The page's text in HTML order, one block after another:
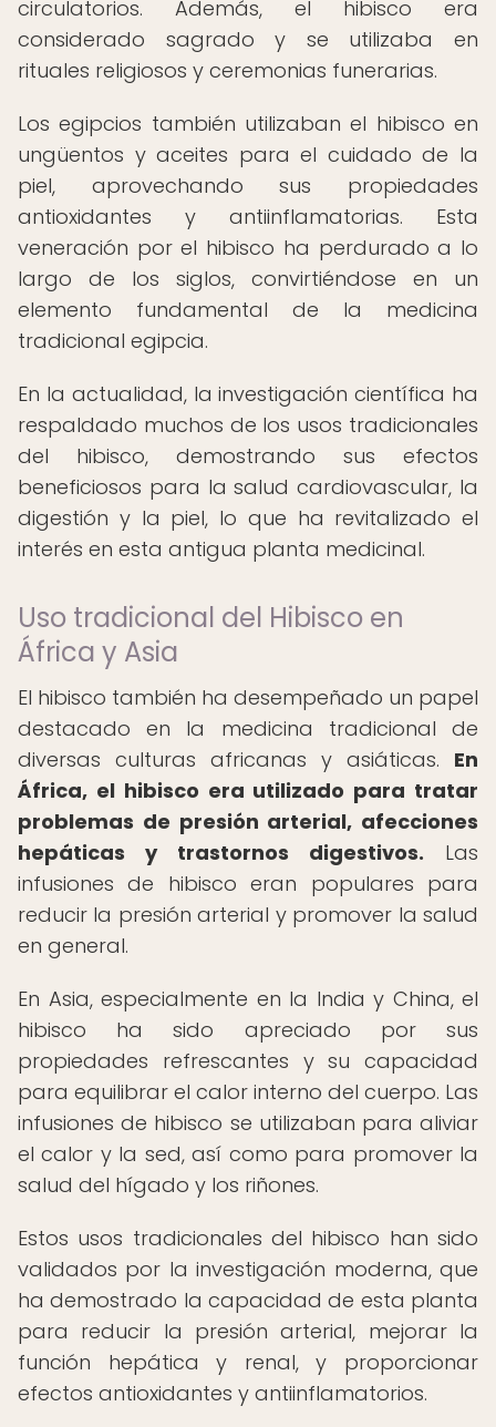
circulatorios. Además, el hibisco era
considerado sagrado y se utilizaba en
rituales religiosos y ceremonias funerarias.
Los egipcios también utilizaban el hibisco en
ungüentos y aceites para el cuidado de la
piel, aprovechando sus propiedades
antioxidantes y antiinflamatorias. Esta
veneración por el hibisco ha perdurado a lo
largo de los siglos, convirtiéndose en un
elemento fundamental de la medicina
tradicional egipcia.
En la actualidad, la investigación científica ha
respaldado muchos de los usos tradicionales
del hibisco, demostrando sus efectos
beneficiosos para la salud cardiovascular, la
digestión y la piel, lo que ha revitalizado el
interés en esta antigua planta medicinal.
Uso tradicional del Hibisco en
África y Asia
El hibisco también ha desempeñado un papel
destacado en la medicina tradicional de
diversas culturas africanas y asiáticas. En
África, el hibisco era utilizado para tratar
problemas de presión arterial, afecciones
hepáticas y trastornos digestivos. Las
infusiones de hibisco eran populares para
reducir la presión arterial y promover la salud
en general.
En Asia, especialmente en la India y China, el
hibisco ha sido apreciado por sus
propiedades refrescantes y su capacidad
para equilibrar el calor interno del cuerpo. Las
infusiones de hibisco se utilizaban para aliviar
el calor y la sed, así como para promover la
salud del hígado y los riñones.
Estos usos tradicionales del hibisco han sido
validados por la investigación moderna, que
ha demostrado la capacidad de esta planta
para reducir la presión arterial, mejorar la
función hepática y renal, y proporcionar
efectos antioxidantes y antiinflamatorios.